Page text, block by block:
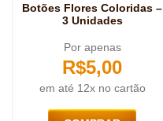
Botões Flores Coloridas –
3 Unidades
Por apenas
R$5,00
em até 12x no cartão